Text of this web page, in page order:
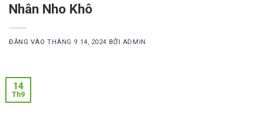
Nhân Nho Khô
ĐĂNG VÀOTHÁNG 9 14, 2024 BỞI ADMIN
14
Th9